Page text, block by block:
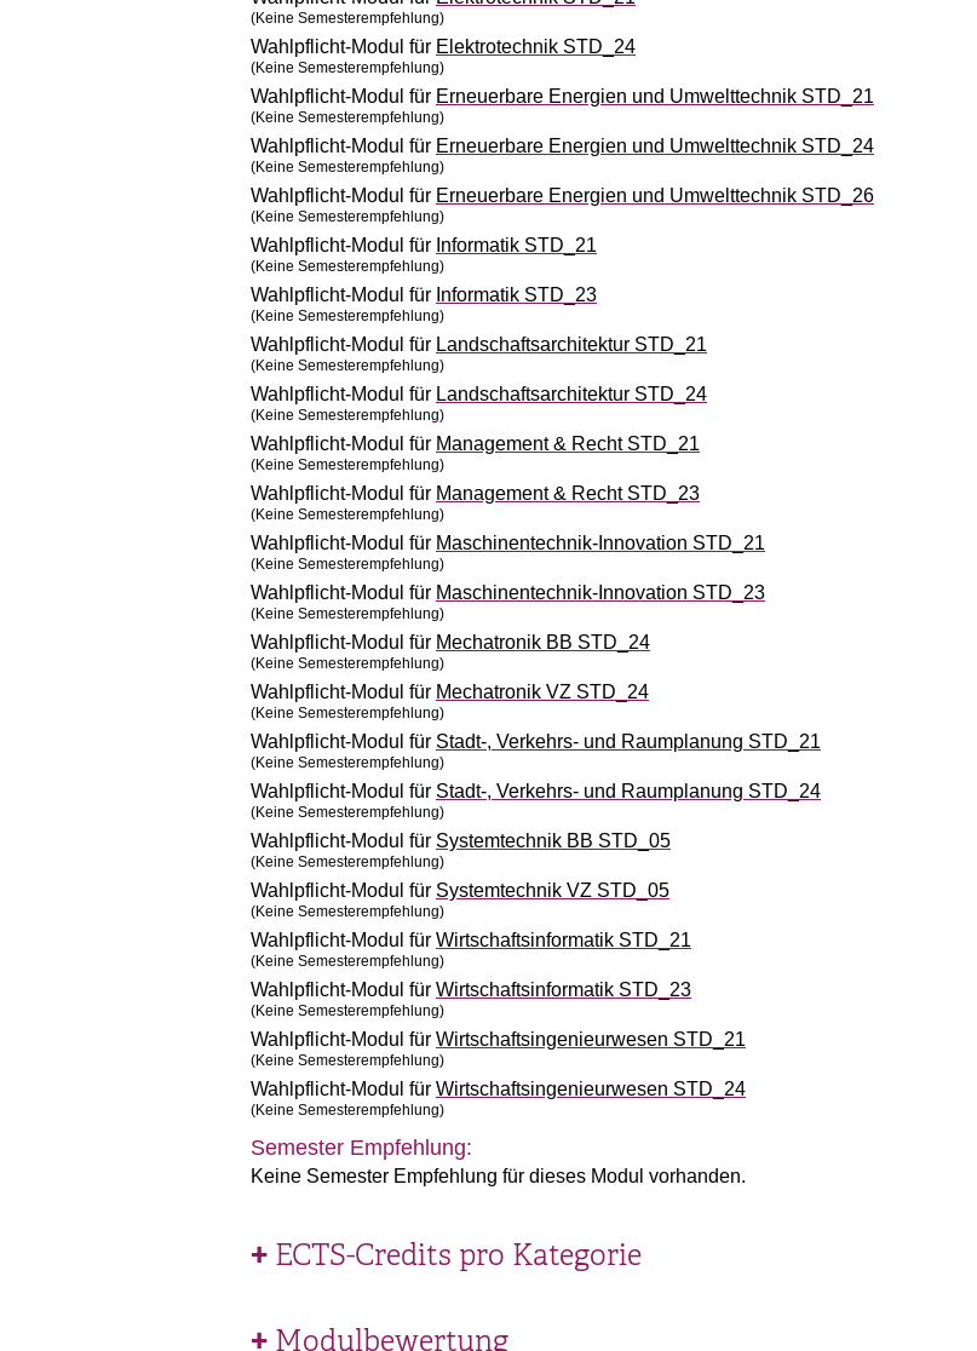
(Keine Semesterempfehlung)
Wahlpflicht-Modul für Elektrotechnik STD_24
(Keine Semesterempfehlung)
Wahlpflicht-Modul für Erneuerbare Energien und Umwelttechnik STD_21
(Keine Semesterempfehlung)
Wahlpflicht-Modul für Erneuerbare Energien und Umwelttechnik STD_24
(Keine Semesterempfehlung)
Wahlpflicht-Modul für Erneuerbare Energien und Umwelttechnik STD_26
(Keine Semesterempfehlung)
Wahlpflicht-Modul für Informatik STD_21
(Keine Semesterempfehlung)
Wahlpflicht-Modul für Informatik STD_23
(Keine Semesterempfehlung)
Wahlpflicht-Modul für Landschaftsarchitektur STD_21
(Keine Semesterempfehlung)
Wahlpflicht-Modul für Landschaftsarchitektur STD_24
(Keine Semesterempfehlung)
Wahlpflicht-Modul für Management & Recht STD_21
(Keine Semesterempfehlung)
Wahlpflicht-Modul für Management & Recht STD_23
(Keine Semesterempfehlung)
Wahlpflicht-Modul für Maschinentechnik-Innovation STD_21
(Keine Semesterempfehlung)
Wahlpflicht-Modul für Maschinentechnik-Innovation STD_23
(Keine Semesterempfehlung)
Wahlpflicht-Modul für Mechatronik BB STD_24
(Keine Semesterempfehlung)
Wahlpflicht-Modul für Mechatronik VZ STD_24
(Keine Semesterempfehlung)
Wahlpflicht-Modul für Stadt-, Verkehrs- und Raumplanung STD_21
(Keine Semesterempfehlung)
Wahlpflicht-Modul für Stadt-, Verkehrs- und Raumplanung STD_24
(Keine Semesterempfehlung)
Wahlpflicht-Modul für Systemtechnik BB STD_05
(Keine Semesterempfehlung)
Wahlpflicht-Modul für Systemtechnik VZ STD_05
(Keine Semesterempfehlung)
Wahlpflicht-Modul für Wirtschaftsinformatik STD_21
(Keine Semesterempfehlung)
Wahlpflicht-Modul für Wirtschaftsinformatik STD_23
(Keine Semesterempfehlung)
Wahlpflicht-Modul für Wirtschaftsingenieurwesen STD_21
(Keine Semesterempfehlung)
Wahlpflicht-Modul für Wirtschaftsingenieurwesen STD_24
(Keine Semesterempfehlung)
Semester Empfehlung:
Keine Semester Empfehlung für dieses Modul vorhanden.
ECTS-Credits pro Kategorie
Modulbewertung